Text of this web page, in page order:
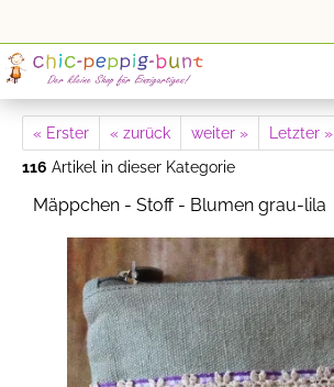
« Erster « zurück weiter »
Letzter »
116 Artikel in dieser Kategorie
Mäppchen - Stoff - Blumen grau-lila